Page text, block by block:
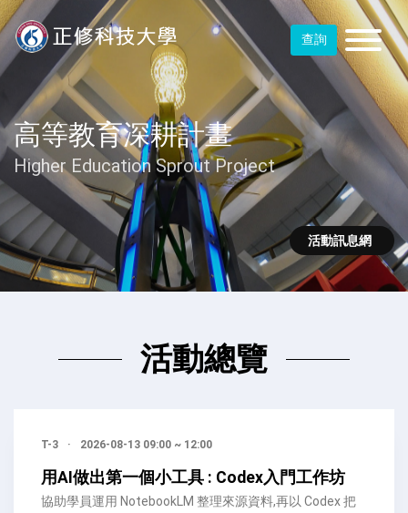
查詢
高等教育深耕計畫
Higher Education Sprout Project
活動訊息網
活動總覽
T-3 · 2026-08-13 09:00 ~ 12:00
用AI做出第一個小工具 : Codex入門工作坊
協助學員運用 NotebookLM 整理來源資料,再以 Codex 把